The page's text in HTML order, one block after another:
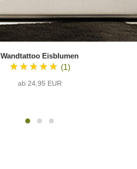
Wandtattoo Eisblumen
★★★★★ (1)
ab 24,95 EUR